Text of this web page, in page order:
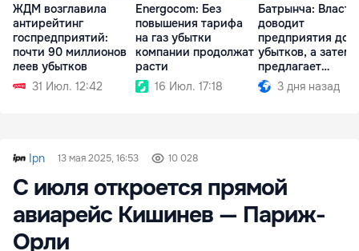
ЖДМ возглавила
антирейтинг
госпредприятий:
почти 90 миллионов
леев убытков
31 Июл. 12:42
Energocom: Без
повышения тарифа
на газ убытки
компании продолжат
расти
16 Июл. 17:18
Батрынча: Власть
доводит
предприятия до
убытков, а затем
предлагает
приватизировать
3 дня назад
Ipn 13 мая 2025, 16:53 10 028
С июля откроется прямой
авиарейс Кишинев — Париж-
Орли